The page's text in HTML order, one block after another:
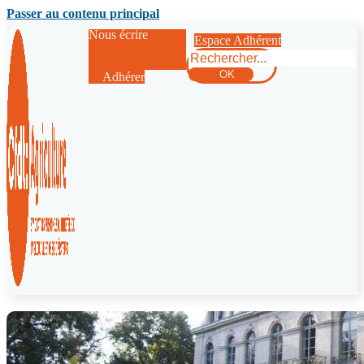
Passer au contenu principal
Nous écrire
Adhérer
Espace Adhérent
Rechercher
OK